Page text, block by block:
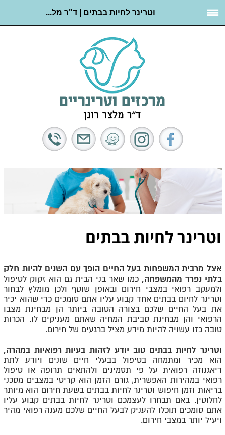
וטרינר לחיות בבתים | ד"ר מל...
וטרינר לחיות בבתים
אצל מרבית המשפחות בעל החיים הופך עם השנים להיות חלק
בלתי נפרד מהמשפחה, כמו שאר בני הבית גם הוא זקוק לטיפול
ולמעקב רפואי במצבי חירום ובאופן שוטף ולכן מומלץ לבחור
וטרינר לחיום בבתים אחד קבוע עליו אתם סומכים כדי שהוא יכיר
את בעל החיים שלכם בצורה הטובה ביותר הן מבחינת מצבו
הרפואי והן מבחינת סביבת המחיה שאתם מעניקים לו. הכרות
טובה כזו עשויה להיות מידע מציל ברגעים של חירום.
וטרינר לחיות בבתים טוב יודע לזהות בעיות רפואיות במהרה,
הוא מכיר ומתמחה בטיפול בבעלי חיים שונים ויודע לתת
דיאגנוזה רפואית על פי תסמינים ולהתאים תרופה או טיפול
רפואי במהירות האפשרית, גורם הזמן הוא קריטי במצבים מסכני
בריאות וזמן חיפוש וטרינר לחיות בבתים בשעת חירום הוא מיותר
לחלוטין. באם תבחרו לעצמכם וטרינר לחיות בבתים קבוע עליו
אתם סומכים תוכלו להעניק לבעל החיים שלכם מענה רפואי מהיר
ויעיל יותר במצבי חירום.